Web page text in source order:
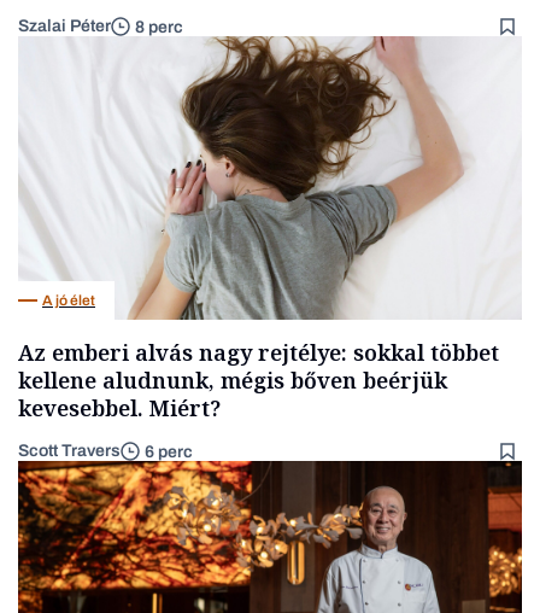
Szalai Péter 8 perc
A jó élet
Az emberi alvás nagy rejtélye: sokkal többet
kellene aludnunk, mégis bőven beérjük
kevesebbel. Miért?
Scott Travers 6 perc